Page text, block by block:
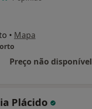
• Mapa
Preço não disponível
Plácido